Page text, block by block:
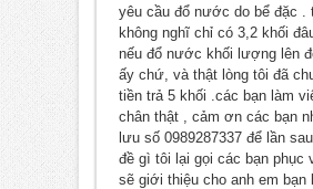
yêu cầu đổ nước do bể đặc .
không nghĩ chỉ có 3,2 khối
nếu đổ nước khối lượng lên
ấy chứ, và thật lòng tôi đã
tiền trả 5 khối .các bạn làm
chân thật , cảm ơn các bạn
lưu số 0989287337 để lần
đề gì tôi lại gọi các bạn phục
sẽ giới thiệu cho anh em bạn